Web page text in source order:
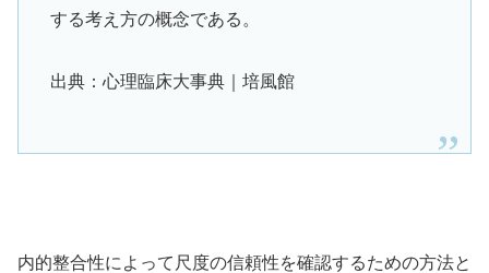
する考え方の概念である。
出典：心理臨床大事典｜培風館
内的整合性によって尺度の信頼性を確認するための方法と